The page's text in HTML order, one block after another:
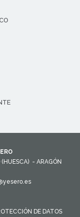
(HUESCA) - ARAGÓN
DE DATOS